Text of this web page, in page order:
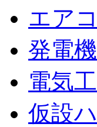
エア
発電
電気
仮設